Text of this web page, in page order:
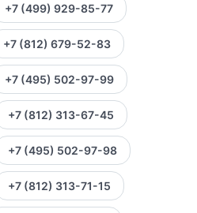
+7 (499) 929-85-77
+7 (812) 679-52-83
+7 (495) 502-97-99
+7 (812) 313-67-45
+7 (495) 502-97-98
+7 (812) 313-71-15